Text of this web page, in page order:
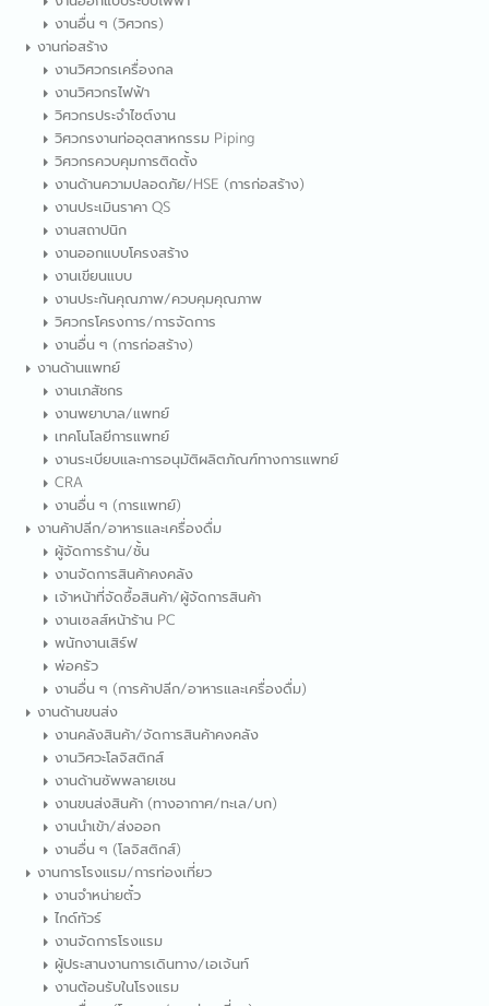
งานอื่น ๆ (วิศวกร)
งานก่อสร้าง
งานวิศวกรเครื่องกล
งานวิศวกรไฟฟ้า
วิศวกรประจำไซต์งาน
วิศวกรงานท่ออุตสาหกรรม Piping
วิศวกรควบคุมการติดตั้ง
งานด้านความปลอดภัย/HSE (การก่อสร้าง)
งานประเมินราคา QS
งานสถาปนิก
งานออกแบบโครงสร้าง
งานเขียนแบบ
งานประกันคุณภาพ/ควบคุมคุณภาพ
วิศวกรโครงการ/การจัดการ
งานอื่น ๆ (การก่อสร้าง)
งานด้านแพทย์
งานเภสัชกร
งานพยาบาล/แพทย์
เทคโนโลยีการแพทย์
งานระเบียบและการอนุมัติผลิตภัณฑ์ทางการแพทย์
CRA
งานอื่น ๆ (การแพทย์)
งานค้าปลีก/อาหารและเครื่องดื่ม
ผู้จัดการร้าน/ชั้น
งานจัดการสินค้าคงคลัง
เจ้าหน้าที่จัดซื้อสินค้า/ผู้จัดการสินค้า
งานเซลส์หน้าร้าน PC
พนักงานเสิร์ฟ
พ่อครัว
งานอื่น ๆ (การค้าปลีก/อาหารและเครื่องดื่ม)
งานด้านขนส่ง
งานคลังสินค้า/จัดการสินค้าคงคลัง
งานวิศวะโลจิสติกส์
งานด้านซัพพลายเชน
งานขนส่งสินค้า (ทางอากาศ/ทะเล/บก)
งานนำเข้า/ส่งออก
งานอื่น ๆ (โลจิสติกส์)
งานการโรงแรม/การท่องเที่ยว
งานจำหน่ายตั๋ว
ไกด์ทัวร์
งานจัดการโรงแรม
ผู้ประสานงานการเดินทาง/เอเจ้นท์
งานต้อนรับในโรงแรม